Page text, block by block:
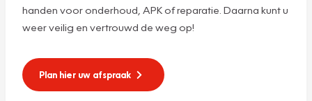
handen voor onderhoud, APK of reparatie. Daarna kunt u
weer veilig en vertrouwd de weg op!
Plan hier uw afspraak